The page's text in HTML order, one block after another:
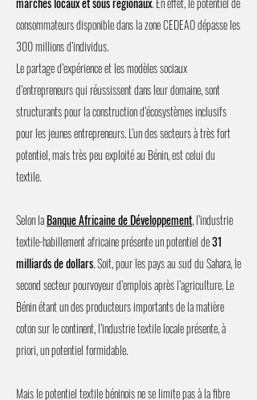
consommateurs disponible dans la zone CEDEAO dépasse les
300 millions d’individus.
Le partage d’expérience et les modèles sociaux
d’entrepreneurs qui réussissent dans leur domaine, sont
structurants pour la construction d’écosystèmes inclusifs
pour les jeunes entrepreneurs. L’un des secteurs à très fort
potentiel, mais très peu exploité au Bénin, est celui du
textile.
Selon laBanque Africaine de Développement, l’industrie
textile-habillement africaine présente un potentiel de31
milliards de dollars. Soit, pour les pays au sud du Sahara, le
second secteur pourvoyeur d’emplois après l’agriculture. Le
Bénin étant un des producteurs importants de la matière
coton sur le continent, l’industrie textile locale présente, à
priori, un potentiel formidable.
Mais le potentiel textile béninois ne se limite pas à la fibre